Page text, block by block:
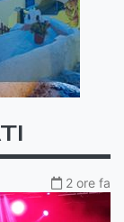
2 ore fa